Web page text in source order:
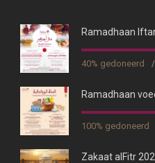
Ramadhaan
40% gedoneerd /
Ramadhaan
100% gedoneerd
Zakaat alFitr